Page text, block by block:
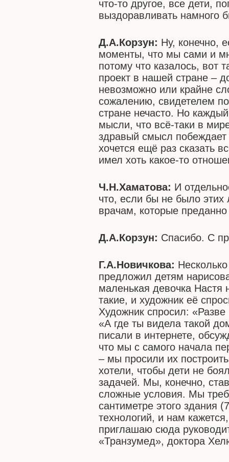
что-то другое, все дети,
выздоравливать намного
Д.А.Корзун: Ну, конечно,
моменты, что мы сами и
потому что казалось, вот
проект в нашей стране –
невозможно или крайне
сожалению, свидетелем
стране нечасто. Но
мысли, что всё-таки в
здравый смысл
хочется ещё раз сказать
имел хоть какое-то
Ч.Н.Хаматова: И
что, если бы не было
врачам, которые
Д.А.Корзун: Спасибо. С
Г.А.Новичкова:
предложил детям
маленькая девочка Настя
такие, и художник её
Художник спросил:
«А где ты видела такой
писали в интернете,
что мы с самого начала
– мы просили их
хотели, чтобы дети не
задачей. Мы, конечно,
сложные условия. Мы
сантиметре этого здания
технологий, и нам
приглашаю сюда
«Транзумед», доктора